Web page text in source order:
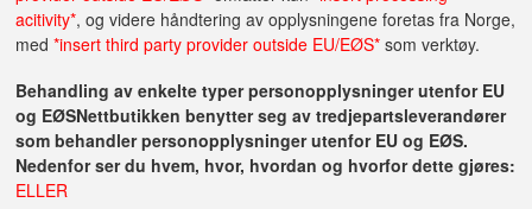
acitivity*, og videre håndtering av opplysningene foretas fra Norge,
med*insert third party provider outside EU/EØS* som verktøy.
Behandling av enkelte typer personopplysninger utenfor EU
og EØSNettbutikken benytter seg av tredjepartsleverandører
som behandler personopplysninger utenfor EU og EØS.
Nedenfor ser du hvem, hvor, hvordan og hvorfor dette gjøres:
ELLER